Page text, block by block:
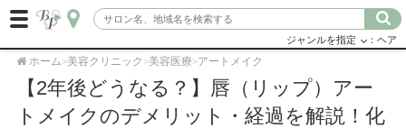
ジャンルを指定 ：ヘア
ホーム>美容クリニック >美容医療>アートメイク
【2年後どうなる？】唇（リップ）アー
トメイクのデメリット・経過を解説！化